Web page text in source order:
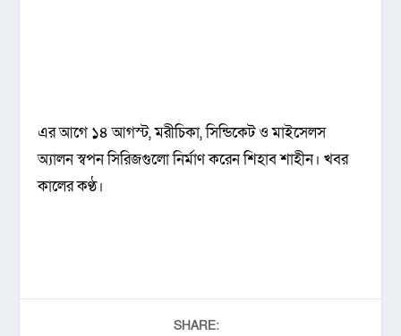
এর আগে ১৪ আগস্ট, মরীচিকা, সিন্ডিকেট ও মাইসেলস
অ্যালন স্বপন সিরিজগুলো নির্মাণ করেন শিহাব শাহীন। খবর
কালের কণ্ঠ।
SHARE: